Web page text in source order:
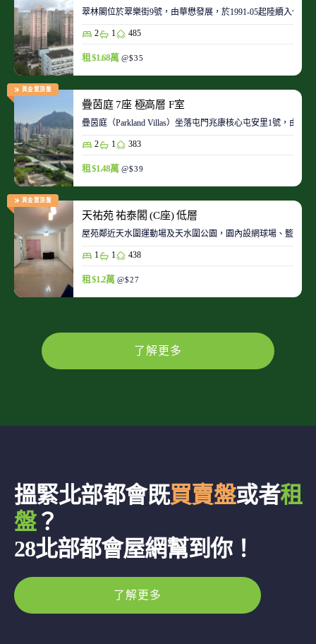
翠林閣位於翠樂街9號，由華懋發展，於1991-05起陸續入伙
2 1 485
租 $1.68萬 @$35
黃金置頂盤
疊茵庭 7座 極高層 F室
疊茵庭（Parkland Villas）坐落屯門兆康核心屯安里1號，由
2 1 383
租 $1.48萬 @$39
黃金置頂盤
天祐苑 祐泰閣 (C座) 低層
屋苑鄰近天水圍運動場及天水圍公園，園內設網球場、籃球
1 1 438
租 $1.2萬 @$27
了解更多
搵緊北部都會既買賣盤或者租
盤？
28北部都會屋網幫到你！
了解更多